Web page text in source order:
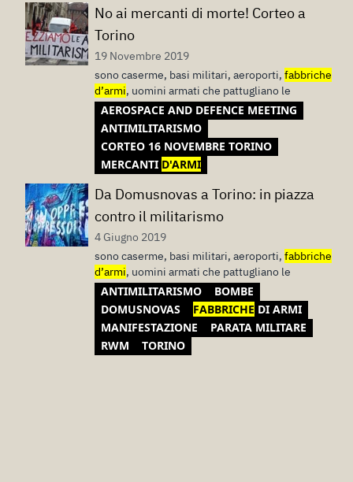
No ai mercanti di morte! Corteo a
Torino
19 Novembre 2019
sono caserme, basi militari, aeroporti, fabbriche
d’armi, uomini armati che pattugliano le
AEROSPACE AND DEFENCE MEETING
ANTIMILITARISMO
CORTEO 16 NOVEMBRE TORINO
MERCANTI D'ARMI
Da Domusnovas a Torino: in piazza
contro il militarismo
4 Giugno 2019
sono caserme, basi militari, aeroporti, fabbriche
d’armi, uomini armati che pattugliano le
ANTIMILITARISMO
BOMBE
DOMUSNOVAS
FABBRICHE DI ARMI
MANIFESTAZIONE
PARATA MILITARE
RWM
TORINO